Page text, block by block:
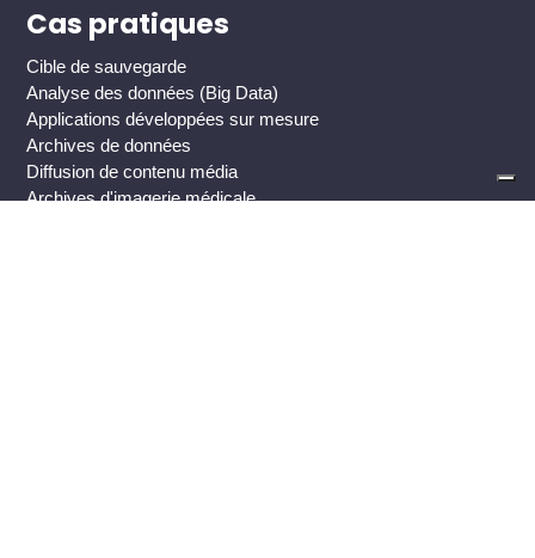
Cas pratiques
Cible de sauvegarde
Analyse des données (Big Data)
Applications développées sur mesure
Archives de données
Diffusion de contenu média
Archives d'imagerie médicale